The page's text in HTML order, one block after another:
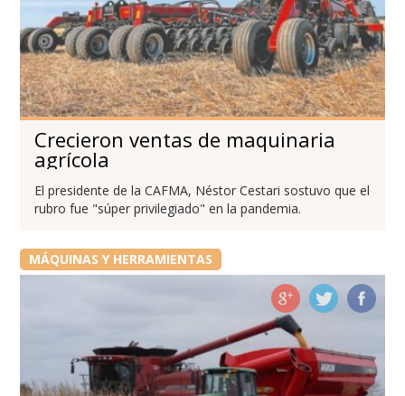
Crecieron ventas de maquinaria
agrícola
El presidente de la CAFMA, Néstor Cestari sostuvo que el
rubro fue "súper privilegiado" en la pandemia.
MÁQUINAS Y HERRAMIENTAS